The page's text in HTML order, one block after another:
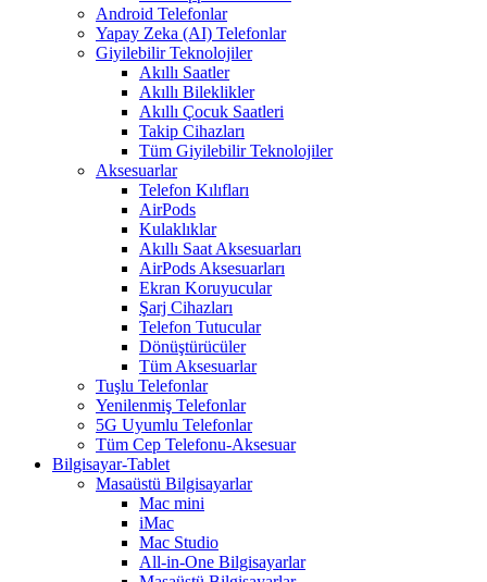
Android Telefonlar
Yapay Zeka (AI) Telefonlar
Giyilebilir Teknolojiler
Akıllı Saatler
Akıllı Bileklikler
Akıllı Çocuk Saatleri
Takip Cihazları
Tüm Giyilebilir Teknolojiler
Aksesuarlar
Telefon Kılıfları
AirPods
Kulaklıklar
Akıllı Saat Aksesuarları
AirPods Aksesuarları
Ekran Koruyucular
Şarj Cihazları
Telefon Tutucular
Dönüştürücüler
Tüm Aksesuarlar
Tuşlu Telefonlar
Yenilenmiş Telefonlar
5G Uyumlu Telefonlar
Tüm Cep Telefonu-Aksesuar
Bilgisayar-Tablet
Masaüstü Bilgisayarlar
Mac mini
iMac
Mac Studio
All-in-One Bilgisayarlar